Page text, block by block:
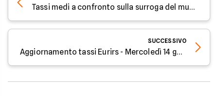
Tassi medi a confronto sulla surroga del mutuo a gennaio 2026
SUCCESSIVO
Aggiornamento tassi Eurirs - Mercoledì 14 gennaio 2026